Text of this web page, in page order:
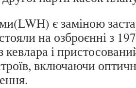
є заміною
на озброєнні з
кевлара і
включаючи